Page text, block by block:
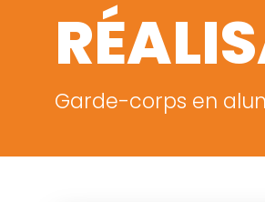
Garde-corps en